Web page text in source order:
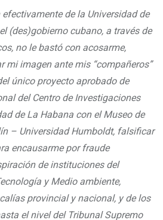
de la Universidad de
(des)gobierno cubano, a través de
no le bastó con acosarme,
mi imagen ante mis “compañeros”
único proyecto aprobado de
del Centro de Investigaciones
de La Habana con el Museo de
– Universidad Humboldt, falsificar
encausarme por fraude
de instituciones del
y Medio ambiente,
provincial y nacional, y de los
el nivel del Tribunal Supremo